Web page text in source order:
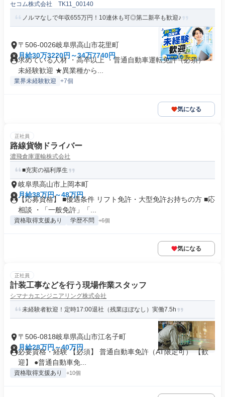
セコム株式会社 TK11_00140
ノルマなしで年収655万円！10連休も可◎第二新卒も歓迎♪
〒506-0026岐阜県高山市花里町
月給30万3220円～34万7740円
求めている人材 ・高卒以上 ・普通自動車運転免許（必須） ・
未経験歓迎 ★異業種から...
業界未経験歓迎 +7個
気になる
正社員
路線貨物ドライバー
濃飛倉庫運輸株式会社
■充実の福利厚生
岐阜県高山市上岡本町
月給38万円～48万円
【応募資格】 ■優遇条件 リフト免許・大型免許お持ちの方 ■応
相談 ・「一般免許」「...
資格取得支援あり 学歴不問 +6個
気になる
正社員
計装工事などを行う現場作業スタッフ
シマナカエンジニアリング株式会社
未経験者歓迎！定時17:00退社（残業ほぼなし）実働7.5h
〒506-0818岐阜県高山市江名子町
月給28万円～40万円
必要資格・経験 【必須】 普通自動車免許（AT限定可） 【歓
迎】 ●普通自動車免...
資格取得支援あり +10個